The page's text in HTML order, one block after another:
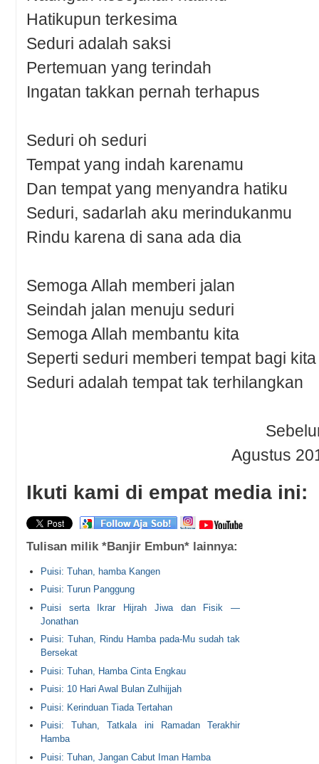
Hatikupun terkesima
Seduri adalah saksi
Pertemuan yang terindah
Ingatan takkan pernah terhapus
Seduri oh seduri
Tempat yang indah karenamu
Dan tempat yang menyandra hatiku
Seduri, sadarlah aku merindukanmu
Rindu karena di sana ada dia
Semoga Allah memberi jalan
Seindah jalan menuju seduri
Semoga Allah membantu kita
Seperti seduri memberi tempat bagi kita
Seduri adalah tempat tak terhilangkan
Agustus
Ikuti kami di empat media ini:
Tulisan milik *Banjir Embun* lainnya:
Puisi: Tuhan, hamba Kangen
Puisi: Turun Panggung
Puisi serta Ikrar Hijrah Jiwa dan Fisik —
Jonathan
Puisi: Tuhan, Rindu Hamba pada-Mu sudah tak
Bersekat
Puisi: Tuhan, Hamba Cinta Engkau
Puisi: 10 Hari Awal Bulan Zulhijjah
Puisi: Kerinduan Tiada Tertahan
Puisi: Tuhan, Tatkala ini Ramadan Terakhir
Hamba
Puisi: Tuhan, Jangan Cabut Iman Hamba